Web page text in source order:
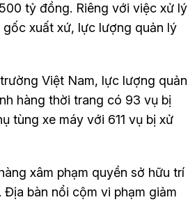
tỷ đồng. Riêng với việc xử lý
xuất xứ, lực lượng quản lý
Việt Nam, lực lượng quản
hàng thời trang có 93 vụ bị
tùng xe máy với 611 vụ bị xử
xâm phạm quyền sở hữu trí
bàn nổi cộm vi phạm giảm